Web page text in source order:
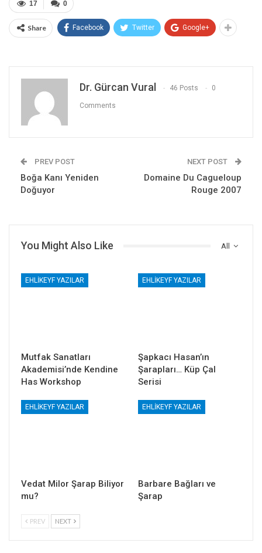
0
17
Share Facebook Twitter Google+
Dr. Gürcan Vural 46 Posts 0
Comments
PREV POST
Boğa Kanı Yeniden
Doğuyor
NEXT POST
Domaine Du Cagueloup
Rouge 2007
All
You Might Also Like
EHLIKEYF YAZILAR
Mutfak Sanatları
Akademisi’nde Kendine
Has Workshop
EHLIKEYF YAZILAR
Şapkacı Hasan’ın
Şarapları… Küp Çal
Serisi
EHLIKEYF YAZILAR
Vedat Milor Şarap Biliyor
mu?
EHLIKEYF YAZILAR
Barbare Bağları ve
Şarap
PREV NEXT